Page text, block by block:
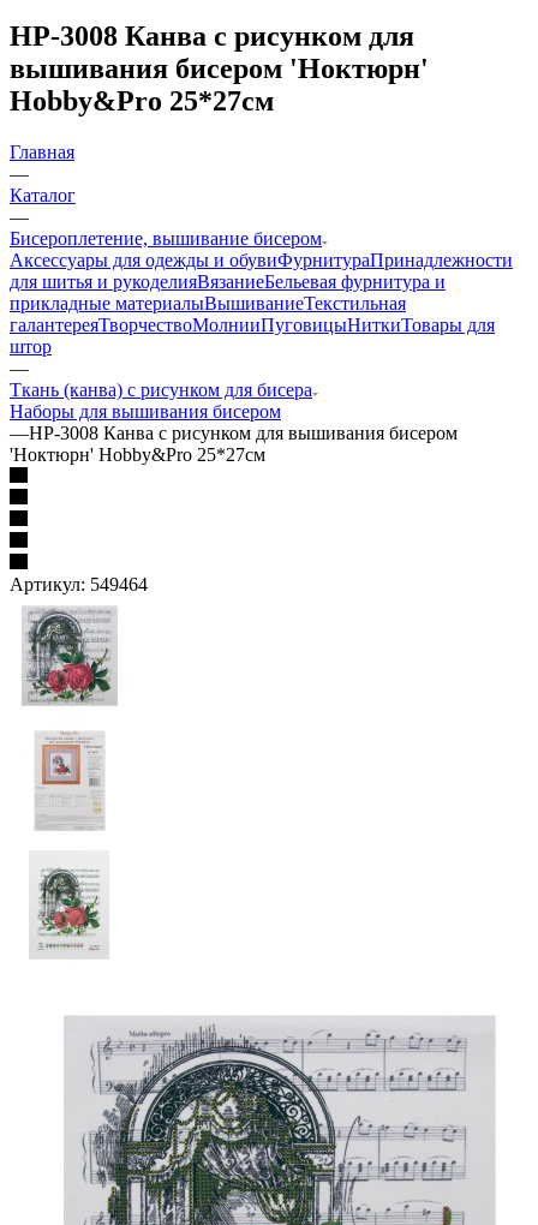
НР-3008 Канва с рисунком для
вышивания бисером 'Ноктюрн'
Hobby&Pro 25*27см
Главная
—
Каталог
—
Бисероплетение, вышивание бисером
Аксессуары для одежды и обувиФурнитураПринадлежности
для шитья и рукоделияВязаниеБельевая фурнитура и
прикладные материалыВышиваниеТекстильная
галантереяТворчествоМолнииПуговицыНиткиТовары для
штор
—
Ткань (канва) с рисунком для бисера
Наборы для вышивания бисером
—НР-3008 Канва с рисунком для вышивания бисером
'Ноктюрн' Hobby&Pro 25*27см
Артикул: 549464